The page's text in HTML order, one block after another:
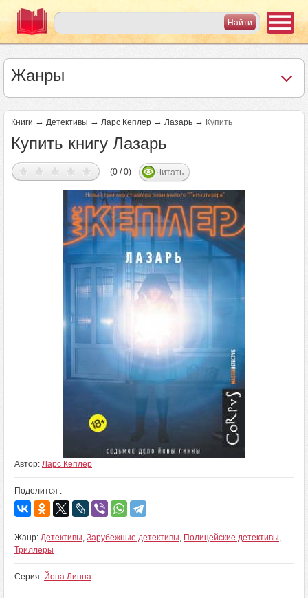
Жанры
Книги → Детективы → Ларс Кеплер → Лазарь → Купить
Купить книгу Лазарь
(0 / 0) Читать
Автор: Ларс Кеплер
Поделится :
Жанр: Детективы, Зарубежные детективы, Полицейские детективы,
Триллеры
Серия: Йона Линна